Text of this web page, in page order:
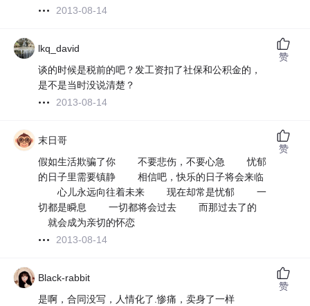
2013-08-14
lkq_david
谈的时候是税前的吧？发工资扣了社保和公积金的，
是不是当时没说清楚？
2013-08-14
赞
末日哥
假如生活欺骗了你 不要悲伤，不要心急 忧郁
的日子里需要镇静 相信吧，快乐的日子将会来临
心儿永远向往着未来 现在却常是忧郁 一
切都是瞬息 一切都将会过去 而那过去了的
就会成为亲切的怀恋
2013-08-14
赞
Black-rabbit
是啊，合同没写，人情化了.惨痛，卖身了一样
赞